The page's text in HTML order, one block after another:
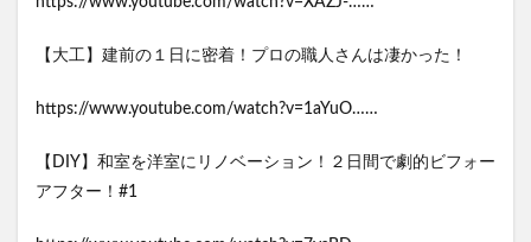
【大工】建前の１日に密着！プロの職人さんは凄かった！
https://www.youtube.com/watch?v=1aYuO……
【DIY】和室を洋室にリノベーション！２日間で劇的ビフォー
アフター！#1